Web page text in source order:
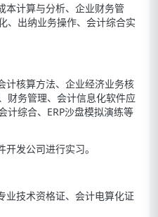
本计算与分析、企业财务管
、出纳业务操作、会计综合实
计核算方法、企业经济业务核
财务管理、会计信息化软件应
计综合、ERP沙盘模拟演练等
发公司进行实习。
业技术资格证、会计电算化证